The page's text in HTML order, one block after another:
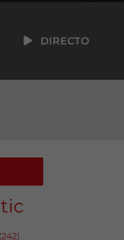
DIRECTO
(242)